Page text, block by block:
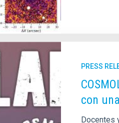
PRESS
con
Docentes